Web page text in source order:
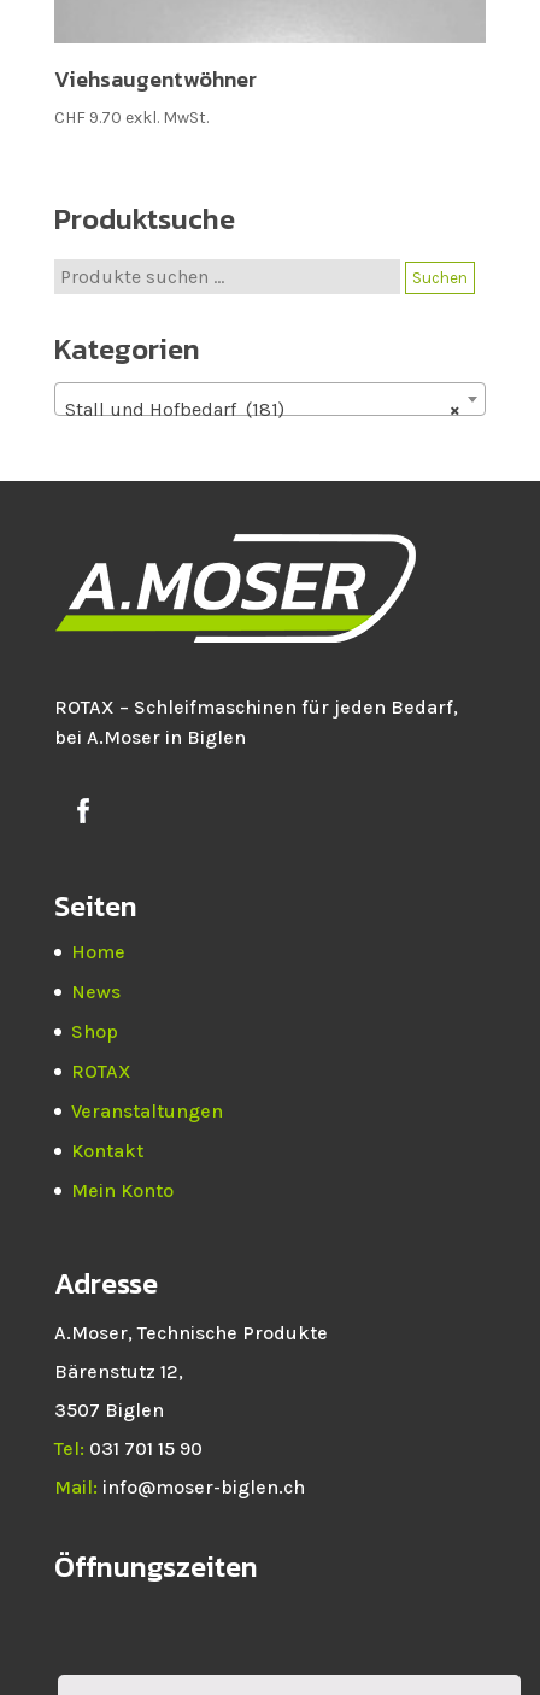
Viehsaugentwöhner
CHF9.70 exkl. MwSt.
Produktsuche
Suche
nach:
Suchen
Kategorien
×
Stall und Hofbedarf (181)
ROTAX – Schleifmaschinen für jeden Bedarf,
bei A.Moser in Biglen
Seiten
Home
News
Shop
ROTAX
Veranstaltungen
Kontakt
Mein Konto
Adresse
A.Moser, Technische Produkte
Bärenstutz 12,
3507 Biglen
Tel: 031 701 15 90
Mail: info@moser-biglen.ch
Öffnungszeiten